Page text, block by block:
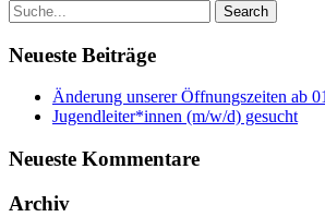
Neueste Beiträge
Änderung unserer Öffnungszeiten ab
Jugendleiter*innen (m/w/d) gesucht
Neueste Kommentare
Archiv